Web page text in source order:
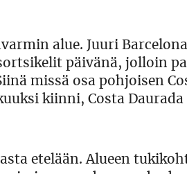
alue. Juuri
päivänä, jolloin
missä osa pohjoisen
kiinni, Costa
etelään. Alueen